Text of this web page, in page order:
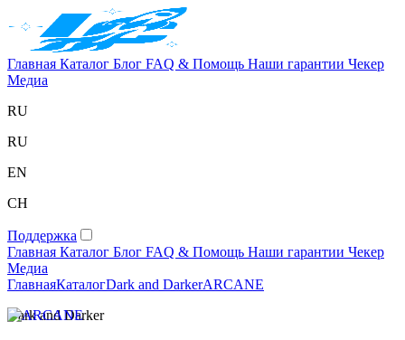
Главная Каталог Блог FAQ & Помощь Наши гарантии Чекер
Медиа
RU
RU
EN
CH
Поддержка
Главная Каталог Блог FAQ & Помощь Наши гарантии Чекер
Медиа
ГлавнаяКаталогDark and DarkerARCANE
Dark and Darker